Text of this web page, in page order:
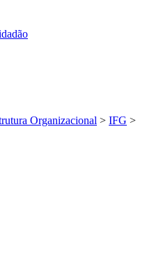
Organizacional > IFG >